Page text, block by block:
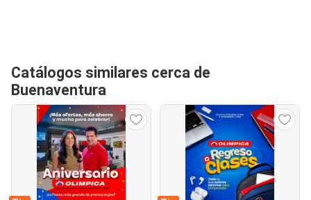
Catálogos similares cerca de
Buenaventura